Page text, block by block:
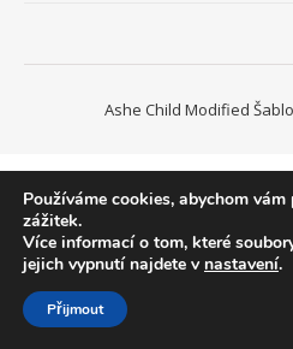
Ashe Child Modified
Používáme cookies, abychom
zážitek.
Více informací o tom, které
jejich vypnutí najdete v nastavení.
Přijmout